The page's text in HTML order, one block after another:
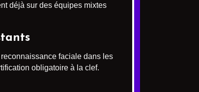
déjà sur des équipes mixtes
faciale dans les
obligatoire à la clef.